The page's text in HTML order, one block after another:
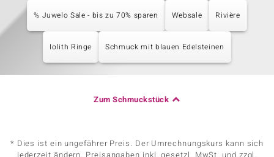
% Juwelo Sale - bis zu 70% sparen Websale Rivière
Iolith Ringe Schmuck mit blauen Edelsteinen
Zum Schmuckstück
* Dies ist ein ungefährer Preis. Der Umrechnungskurs kann sich